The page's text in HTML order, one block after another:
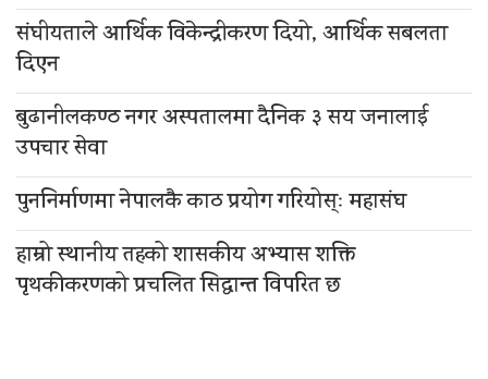
संघीयताले आर्थिक विकेन्द्रीकरण दियो, आर्थिक सबलता
दिएन
बुढानीलकण्ठ नगर अस्पतालमा दैनिक ३ सय जनालाई
उपचार सेवा
पुननिर्माणमा नेपालकै काठ प्रयोग गरियोस्ः महासंघ
हाम्रो स्थानीय तहको शासकीय अभ्यास शक्ति
पृथकीकरणको प्रचलित सिद्धान्त विपरित छ